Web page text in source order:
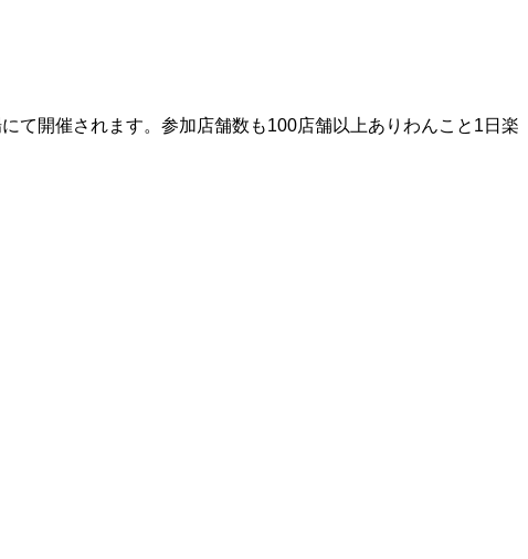
て開催されます。参加店舗数も100店舗以上ありわんこと1日楽